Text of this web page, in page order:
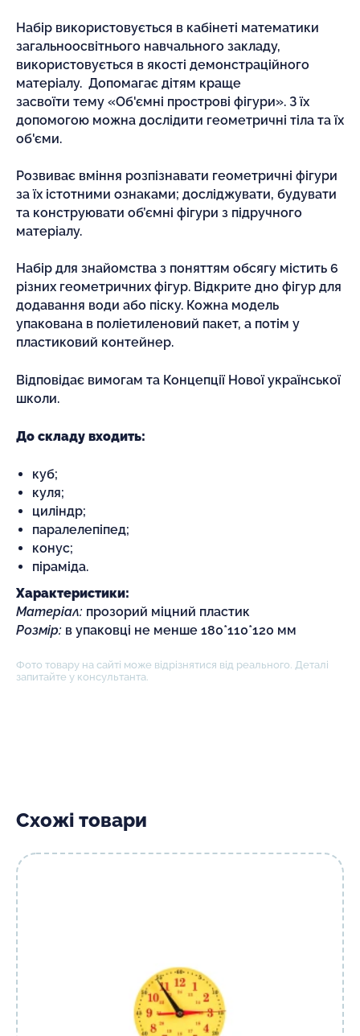
Набір використовується в кабінеті математики
загальноосвітнього навчального закладу,
використовується в якості демонстраційного
матеріалу. Допомагає дітям краще
засвоїти тему «Об'ємні прострові фігури». З їх
допомогою можна дослідити геометричні тіла та їх
об'єми.
Розвиває вміння розпізнавати геометричні фігури
за їх істотними ознаками; досліджувати, будувати
та конструювати об’ємні фігури з підручного
матеріалу.
Набір для знайомства з поняттям обсягу містить 6
різних геометричних фігур. Відкрите дно фігур для
додавання води або піску. Кожна модель
упакована в поліетиленовий пакет, а потім у
пластиковий контейнер.
Відповідає вимогам та Концепції Нової української
школи.
До складу входить:
куб;
куля;
циліндр;
паралелепіпед;
конус;
піраміда.
Характеристики:
Матеріал: прозорий міцний пластик
Розмір: в упаковці не менше 180*110*120 мм
Фото товару на сайті може відрізнятися від реального. Деталі
запитайте у консультанта.
Схожі товари